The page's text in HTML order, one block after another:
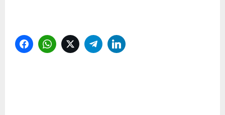
FacebookWhatsAppTwitterTelegram